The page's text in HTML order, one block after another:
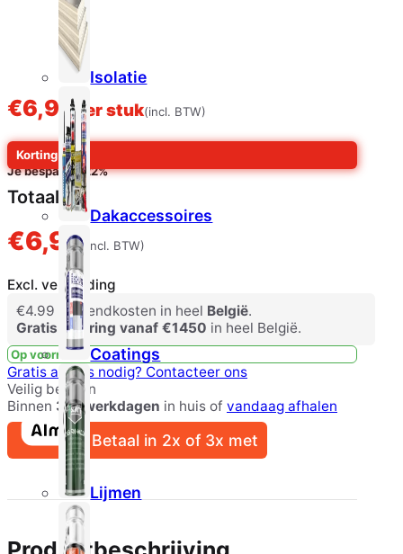
Isolatie
Dakaccessoires
Coatings
Lijmen
€6,99per stuk(incl. BTW)
Korting
Meestal: €8,99
Je bespaart-22%
Totaal
€6,99(incl. BTW)
Excl. verzending
€4.99 verzendkosten in heel België.
Gratis levering vanaf €1450 in heel België.
Op voorraad
Gratis advies nodig? Contacteer ons
Veilig betalen
Binnen 3-5 werkdagen in huis of vandaag afhalen
Betaal in 2x of 3x met